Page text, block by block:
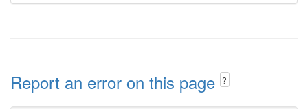
Report an error on this page ?